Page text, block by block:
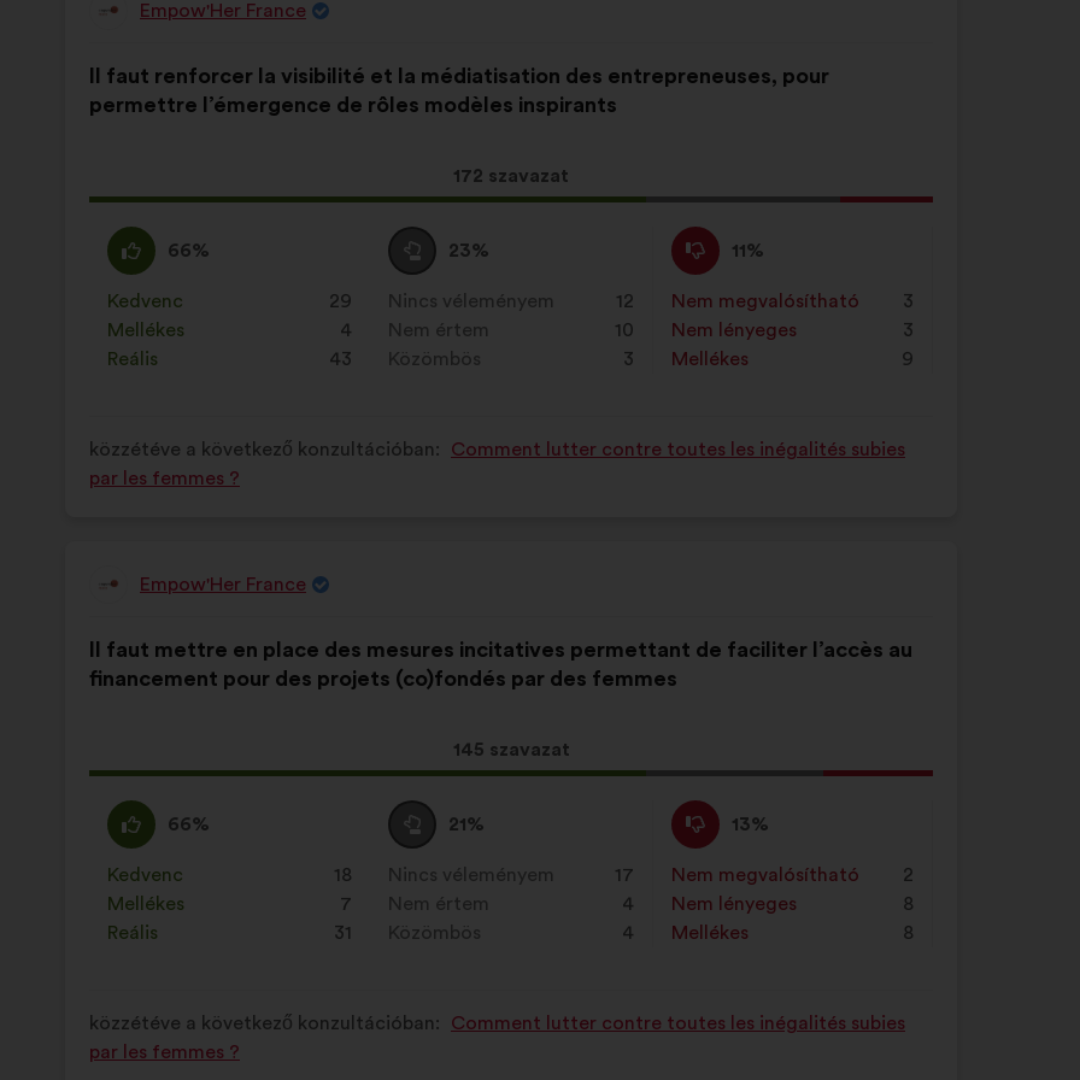
szerzője:
Empow'Her France
javaslat
tartalma:
Il faut renforcer la visibilité et la médiatisation des entrepreneuses, pour
permettre l’émergence de rôles modèles inspirants
Ez
a
a
következő
mennyiségű
172 szavazat
következő
megoszlásban:
Egyetértek
:
66%
Ezt
a
javaslatot
a
következő
Kedvenc
: 29
szer
Mellékes
: 4
szer
Reális
: 43
szer
Semleges
szavazat
:
23%
Ezt
a
javaslatot
a
következő
Nincs véleményem
: 12
szer
Nem értem
: 10
szer
Közömbös
: 3
szer
Nem
értek
egyet
:
11%
Ezt
a
javaslatot
a
következő
Nem megvalósítható
: 3
szer
Nem lényeges
: 3
szer
Mellékes
: 9
szer
közzétéve a következő konzultációban:
Comment lutter contre toutes les inégalités subies
par les femmes ?
szerzője:
Empow'Her France
javaslat
tartalma:
Il faut mettre en place des mesures incitatives permettant de faciliter l’accès au
financement pour des projets (co)fondés par des femmes
Ez
a
a
következő
mennyiségű
145 szavazat
következő
megoszlásban:
Egyetértek
:
66%
Ezt
a
javaslatot
a
következő
Kedvenc
: 18
szer
Mellékes
: 7
szer
Reális
: 31
szer
Semleges
szavazat
:
21%
Ezt
a
javaslatot
a
következő
Nincs véleményem
: 17
szer
Nem értem
: 4
szer
Közömbös
: 4
szer
Nem
értek
egyet
:
13%
Ezt
a
javaslatot
a
következő
Nem megvalósítható
: 2
szer
Nem lényeges
: 8
szer
Mellékes
: 8
szer
közzétéve a következő konzultációban:
Comment lutter contre toutes les inégalités subies
par les femmes ?